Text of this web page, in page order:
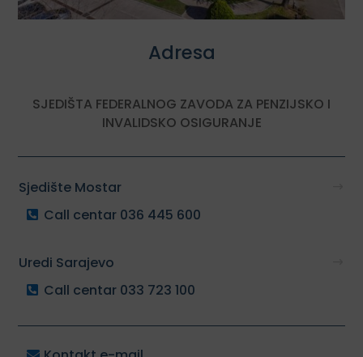
Adresa
SJEDIŠTA FEDERALNOG ZAVODA ZA PENZIJSKO I
INVALIDSKO OSIGURANJE
Sjedište Mostar
Call centar 036 445 600
Uredi Sarajevo
Call centar 033 723 100